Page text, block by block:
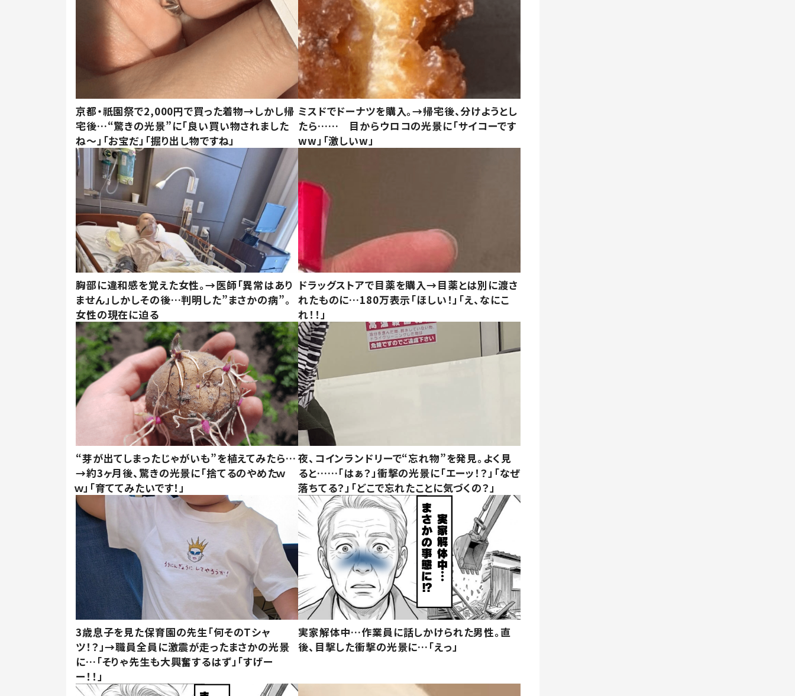
京都・祇園祭で2,000円で買った着物→しかし帰
宅後…“驚きの光景”に「良い買い物されました
ね～」「お宝だ」「掘り出し物ですね」
ミスドでドーナツを購入。→帰宅後、分けようとし
たら…… 目からウロコの光景に「サイコーです
ww」「激しいw」
胸部に違和感を覚えた女性。→医師「異常はあり
ません」しかしその後…判明した”まさかの病”。
女性の現在に迫る
ドラッグストアで目薬を購入→目薬とは別に渡さ
れたものに…180万表示「ほしい！」「え、なにこ
れ！！」
“芽が出てしまったじゃがいも”を植えてみたら…
→約3ヶ月後、驚きの光景に「捨てるのやめたｗ
ｗ」「育ててみたいです！」
夜、コインランドリーで“忘れ物”を発見。よく見
ると……「はぁ？」衝撃の光景に「エーッ！？」「なぜ
落ちてる？」「どこで忘れたことに気づくの？」
3歳息子を見た保育園の先生「何そのTシャ
ツ！？」→職員全員に激震が走ったまさかの光景
に…「そりゃ先生も大興奮するはず」「すげー
ー！！」
実家解体中…作業員に話しかけられた男性。直
後、目撃した衝撃の光景に…「えっ」